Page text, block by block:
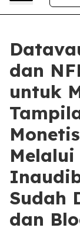
dan
untuk
Sudah
dan